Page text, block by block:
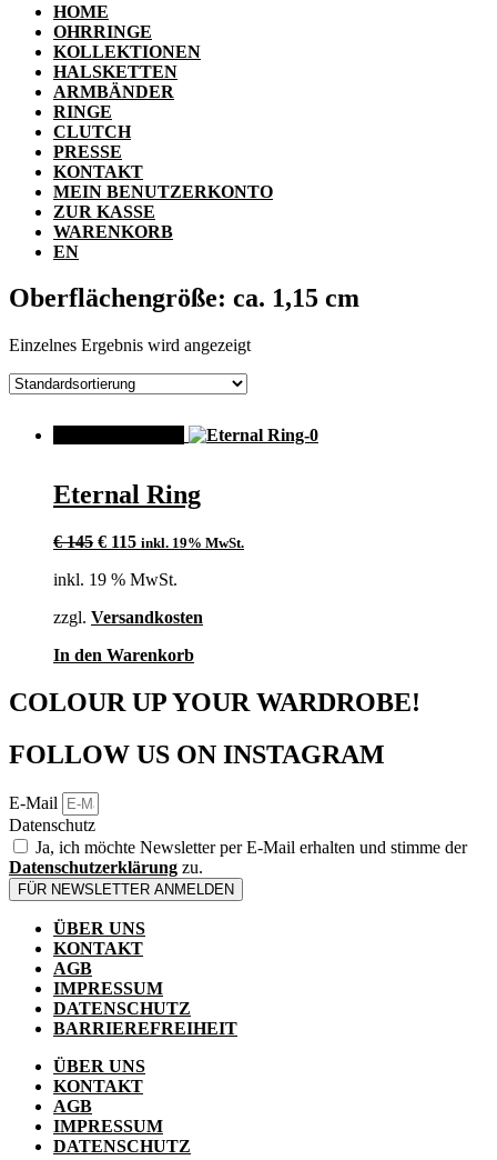
HOME
OHRRINGE
KOLLEKTIONEN
HALSKETTEN
ARMBÄNDER
RINGE
CLUTCH
PRESSE
KONTAKT
MEIN BENUTZERKONTO
ZUR KASSE
WARENKORB
EN
Oberflächengröße: ca. 1,15 cm
Einzelnes Ergebnis wird angezeigt
Eternal Ring
€145 Ursprünglicher
war:
€ 115Aktueller
ist:
inkl. 19% MwSt.
inkl. 19 % MwSt.
zzgl. Versandkosten
In den Warenkorb
COLOUR UP YOUR WARDROBE!
FOLLOW US ON INSTAGRAM
E-Mail
Datenschutz
Ja, ich möchte Newsletter per E-Mail erhalten und stimme der
Datenschutzerklärung zu.
FÜR NEWSLETTER ANMELDEN
ÜBER UNS
KONTAKT
AGB
IMPRESSUM
DATENSCHUTZ
BARRIEREFREIHEIT
ÜBER UNS
KONTAKT
AGB
IMPRESSUM
DATENSCHUTZ